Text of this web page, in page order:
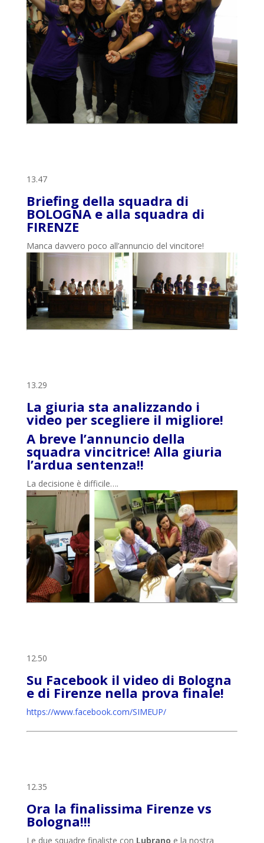
13.47
Briefing della squadra di
BOLOGNA e alla squadra di
FIRENZE
Manca davvero poco all’annuncio del vincitore!
13.29
La giuria sta analizzando i
video per scegliere il migliore!
A breve l’annuncio della
squadra vincitrice! Alla giuria
l’ardua sentenza!!
La decisione è difficile….
12.50
Su Facebook il video di Bologna
e di Firenze nella prova finale!
https://www.facebook.com/SIMEUP/
12.35
Ora la finalissima Firenze vs
Bologna!!!
Le due squadre finaliste con Lubrano e la nostra